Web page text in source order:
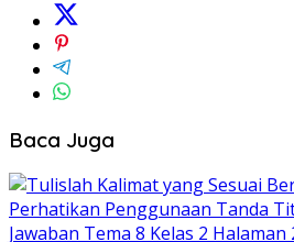
Baca Juga